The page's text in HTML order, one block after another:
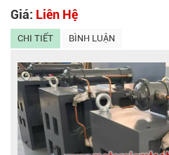
Giá: Liên Hệ
CHI TIẾT BÌNH LUẬN